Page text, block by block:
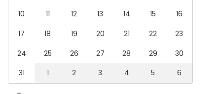
10
11 12 13 14 15
16
17
18 19 20 21 22
23
24
25 26 27 28 29
30
31
1 2 3 4 5 6